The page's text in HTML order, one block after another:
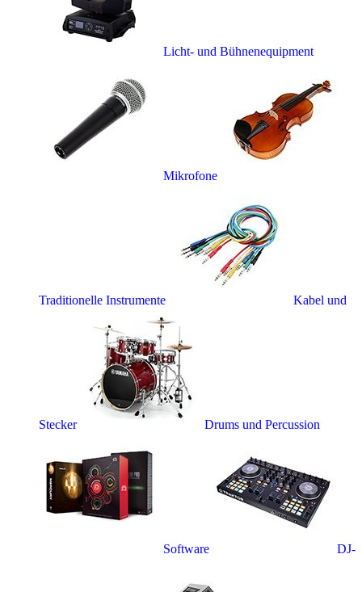
Licht- und Bühnenequipment
Mikrofone
Traditionelle Instrumente Kabel und
Stecker Drums und Percussion
Software DJ-